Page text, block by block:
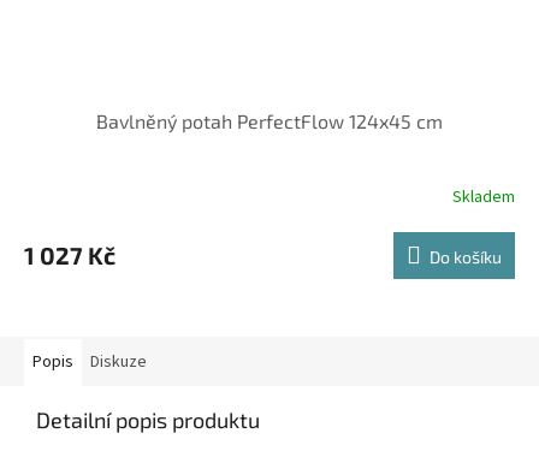
Bavlněný potah PerfectFlow 124x45 cm
Skladem
1 027 Kč Do košíku
Popis Diskuze
Detailní popis produktu